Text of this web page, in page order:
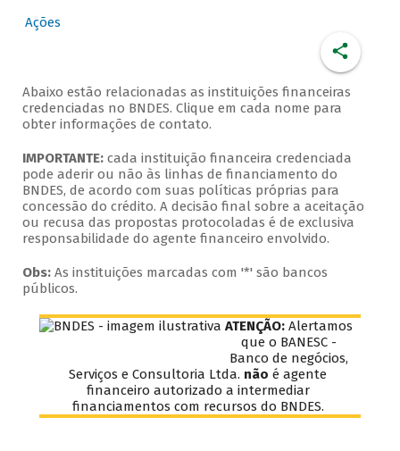
Ações
Abaixo estão relacionadas as instituições financeiras
credenciadas no BNDES. Clique em cada nome para
obter informações de contato.
IMPORTANTE: cada instituição financeira credenciada
pode aderir ou não às linhas de financiamento do
BNDES, de acordo com suas políticas próprias para
concessão do crédito. A decisão final sobre a aceitação
ou recusa das propostas protocoladas é de exclusiva
responsabilidade do agente financeiro envolvido.
Obs: As instituições marcadas com '*' são bancos
públicos.
ATENÇÃO: Alertamos
que o BANESC -
Banco de negócios,
Serviços e Consultoria Ltda. não é agente
financeiro autorizado a intermediar
financiamentos com recursos do BNDES.